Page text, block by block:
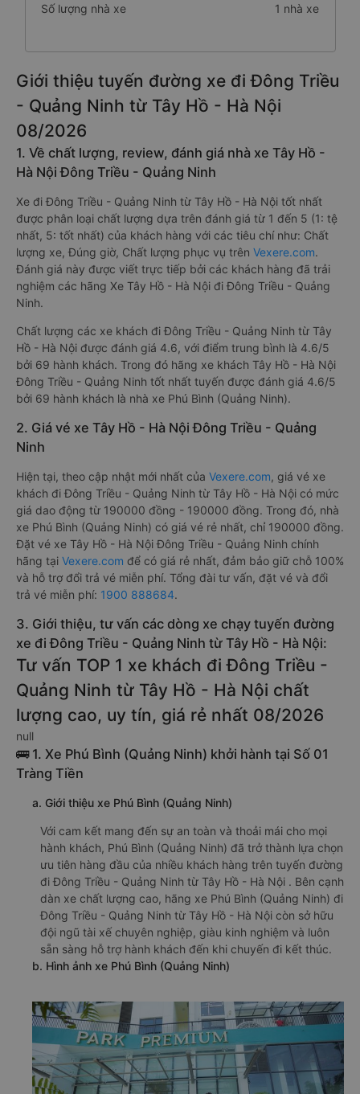
Số lượng nhà xe 1 nhà xe
Giới thiệu tuyến đường xe đi Đông Triều
- Quảng Ninh từ Tây Hồ - Hà Nội
08/2026
1. Về chất lượng, review, đánh giá nhà xe Tây Hồ -
Hà Nội Đông Triều - Quảng Ninh
Xe đi Đông Triều - Quảng Ninh từ Tây Hồ - Hà Nội tốt nhất
được phân loại chất lượng dựa trên đánh giá từ 1 đến 5 (1: tệ
nhất, 5: tốt nhất) của khách hàng với các tiêu chí như: Chất
lượng xe, Đúng giờ, Chất lượng phục vụ trên Vexere.com.
Đánh giá này được viết trực tiếp bởi các khách hàng đã trải
nghiệm các hãng Xe Tây Hồ - Hà Nội đi Đông Triều - Quảng
Ninh.
Chất lượng các xe khách đi Đông Triều - Quảng Ninh từ Tây
Hồ - Hà Nội được đánh giá 4.6, với điểm trung bình là 4.6/5
bởi 69 hành khách. Trong đó hãng xe khách Tây Hồ - Hà Nội
Đông Triều - Quảng Ninh tốt nhất tuyến được đánh giá 4.6/5
bởi 69 hành khách là nhà xe Phú Bình (Quảng Ninh).
2. Giá vé xe Tây Hồ - Hà Nội Đông Triều - Quảng
Ninh
Hiện tại, theo cập nhật mới nhất của Vexere.com, giá vé xe
khách đi Đông Triều - Quảng Ninh từ Tây Hồ - Hà Nội có mức
giá dao động từ 190000 đồng - 190000 đồng. Trong đó, nhà
xe Phú Bình (Quảng Ninh) có giá vé rẻ nhất, chỉ 190000 đồng.
Đặt vé xe Tây Hồ - Hà Nội Đông Triều - Quảng Ninh chính
hãng tại Vexere.com để có giá rẻ nhất, đảm bảo giữ chỗ 100%
và hỗ trợ đổi trả vé miễn phí. Tổng đài tư vấn, đặt vé và đổi
trả vé miễn phí: 1900 888684.
3. Giới thiệu, tư vấn các dòng xe chạy tuyến đường
xe đi Đông Triều - Quảng Ninh từ Tây Hồ - Hà Nội:
Tư vấn TOP 1 xe khách đi Đông Triều -
Quảng Ninh từ Tây Hồ - Hà Nội chất
lượng cao, uy tín, giá rẻ nhất 08/2026
null
🚌 1. Xe Phú Bình (Quảng Ninh) khởi hành tại Số 01
Tràng Tiền
a. Giới thiệu xe Phú Bình (Quảng Ninh)
Với cam kết mang đến sự an toàn và thoải mái cho mọi
hành khách, Phú Bình (Quảng Ninh) đã trở thành lựa chọn
ưu tiên hàng đầu của nhiều khách hàng trên tuyến đường
đi Đông Triều - Quảng Ninh từ Tây Hồ - Hà Nội . Bên cạnh
dàn xe chất lượng cao, hãng xe Phú Bình (Quảng Ninh) đi
Đông Triều - Quảng Ninh từ Tây Hồ - Hà Nội còn sở hữu
đội ngũ tài xế chuyên nghiệp, giàu kinh nghiệm và luôn
sẵn sàng hỗ trợ hành khách đến khi chuyến đi kết thúc.
b. Hình ảnh xe Phú Bình (Quảng Ninh)